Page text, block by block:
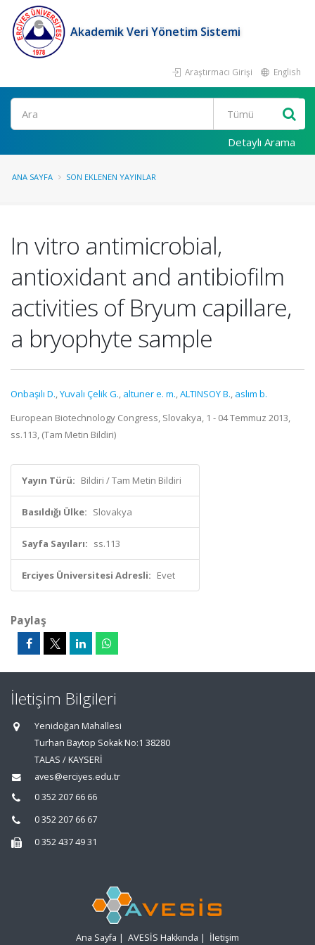
Akademik Veri Yönetim Sistemi
Araştırmacı Girişi English
Ara
Detaylı Arama
ANA SAYFA SON EKLENEN YAYINLAR
In vitro antimicrobial,
antioxidant and antibiofilm
activities of Bryum capillare,
a bryophyte sample
Onbaşılı D.,Yuvalı Çelik G., altuner e. m.,ALTINSOY B., aslım b.
European Biotechnology Congress, Slovakya, 1 - 04 Temmuz 2013,
ss.113, (Tam Metin Bildiri)
Yayın Türü: Bildiri / Tam Metin Bildiri
Basıldığı Ülke: Slovakya
Sayfa Sayıları: ss.113
Erciyes Üniversitesi Adresli: Evet
Paylaş
İletişim Bilgileri
Yenidoğan Mahallesi
Turhan Baytop Sokak No:1 38280
TALAS / KAYSERİ
aves@erciyes.edu.tr
0 352 207 66 66
0 352 207 66 67
0 352 437 49 31
Ana Sayfa | AVESİS Hakkında | İletişim